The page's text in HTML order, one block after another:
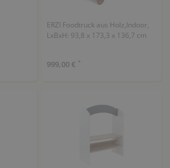
ERZI Foodtruck aus Holz,Indoor,
LxBxH: 93,8 x 173,3 x 136,7 cm
999,00 € *